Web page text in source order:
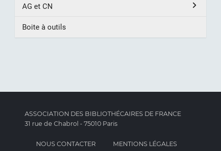
AG et CN
Boite à outils
ASSOCIATION DES BIBLIOTHÉCAIRES DE FRANCE
31 rue de Chabrol - 75010 Paris
NOUS CONTACTER MENTIONS LÉGALES